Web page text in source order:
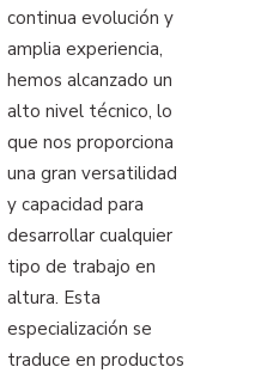
continua evolución y
amplia experiencia,
hemos alcanzado un
alto nivel técnico, lo
que nos proporciona
una gran versatilidad
y capacidad para
desarrollar cualquier
tipo de trabajo en
altura. Esta
especialización se
traduce en productos